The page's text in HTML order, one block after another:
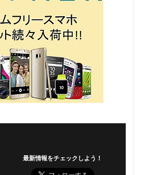
最新情報をチェックしよう！